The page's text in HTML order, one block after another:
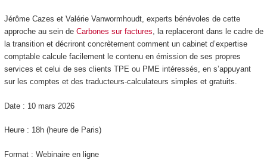
Jérôme Cazes et Valérie Vanwormhoudt, experts bénévoles de cette
approche au sein de Carbones sur factures, la replaceront dans le cadre de
la transition et décriront concrètement comment un cabinet d’expertise
comptable calcule facilement le contenu en émission de ses propres
services et celui de ses clients TPE ou PME intéressés, en s’appuyant
sur les comptes et des traducteurs-calculateurs simples et gratuits.
Date : 10 mars 2026
Heure : 18h (heure de Paris)
Format : Webinaire en ligne